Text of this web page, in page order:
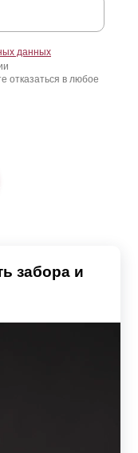
данных
отказаться в любое
забора и